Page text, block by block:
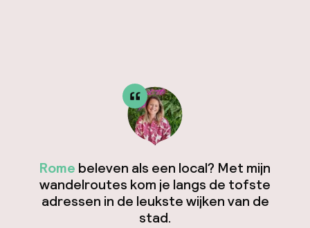
Rome beleven als een local? Met mijn
wandelroutes kom je langs de tofste
adressen in de leukste wijken van de
stad.